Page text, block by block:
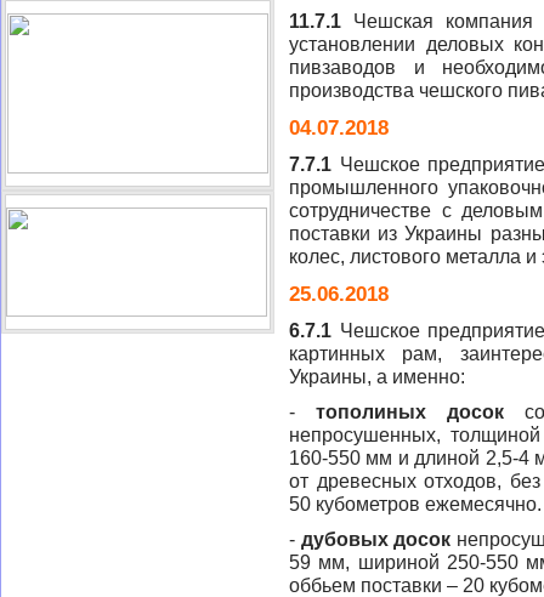
11.7.1 Чешская компания
установлении деловых
пивзаводов и
производства чешского
04.07.2018
7.7.1 Чешское
промышленного
сотрудничестве с
поставки из Украины
колес, листового металла
25.06.2018
6.7.1 Чешское
картинных рам,
Украины, а именно:
- тополиных досоксо
непросушенных,
160-550 мм и длиной 2,5-4
от древесных отходов,
50 кубометров ежемесячно.
- дубовых досок
59 мм, шириной 250-550
оббьем поставки – 20